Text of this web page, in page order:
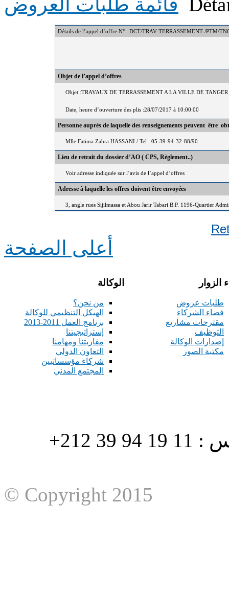
Détails de l’appel d’offre N° : DCT/TRAV-TERRASSEMENT /PTM/
Objet de l’appel d’offres
Objet :TRAVAUX DE TERRASSEMENT A LA VILLE DE TANGER
Date, heure d’ouverture des plis :28/07/2017 à 10:00:00
Personne auprès de laquelle des renseignements peuvent être
Mlle Fatima Zahra HASSANI / Tel : 05-39-94-32-88/90
Lieu de retrait du dossier d’AO ( CPS, Règlement..)
Voir adresse indiquée sur l’avis de l’appel d’offres
Adresse à laquelle les offres doivent être envoyées
3, angle rues Sijilmassa et Abou Jarir Tabari B.P. 1196-Quartier
أعلى الصفحة
الوكالة
من نحن؟
الهيكل التنظيمي للوكالة
برنامج العمل 2011-2013
إستراتيجيتنا
مقاربتنا ومهامنا
التعاون الدولي
شركاء مؤسساتيين
المجتمع المدني
الزوار
طلبات عروض
فضاء الشركاء
مقترحات مشاريع
التوظيف
إصدارات الوكالة
مكتبة الصور
هاتف : 90/88 32 94 39 212+ فاكس : 11 19 94 39 212+
© Copyright 2015